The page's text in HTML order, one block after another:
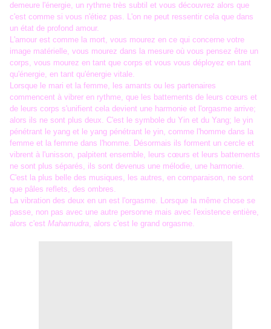
demeure l'énergie, un rythme très subtil et vous découvrez alors que
c'est comme si vous n'étiez pas. L'on ne peut ressentir cela que dans
un état de profond amour.
L'amour est comme la mort, vous mourez en ce qui concerne votre
image matérielle, vous mourez dans la mesure où vous pensez être un
corps, vous mourez en tant que corps et vous vous déployez en tant
qu'énergie, en tant qu'énergie vitale.
Lorsque le mari et la femme, les amants ou les partenaires
commencent à vibrer en rythme, que les battements de leurs cœurs et
de leurs corps s'unifient cela devient une harmonie et l'orgasme arrive;
alors ils ne sont plus deux. C'est le symbole du Yin et du Yang; le yin
pénétrant le yang et le yang pénétrant le yin, comme l'homme dans la
femme et la femme dans l'homme. Désormais ils forment un cercle et
vibrent à l'unisson, palpitent ensemble, leurs cœurs et leurs battements
ne sont plus séparés, ils sont devenus une mélodie, une harmonie.
C'est la plus belle des musiques, les autres, en comparaison, ne sont
que pâles reflets, des ombres.
La vibration des deux en un est l'orgasme. Lorsque la même chose se
passe, non pas avec une autre personne mais avec l'existence entière,
alors c'est Mahamudra, alors c'est le grand orgasme.